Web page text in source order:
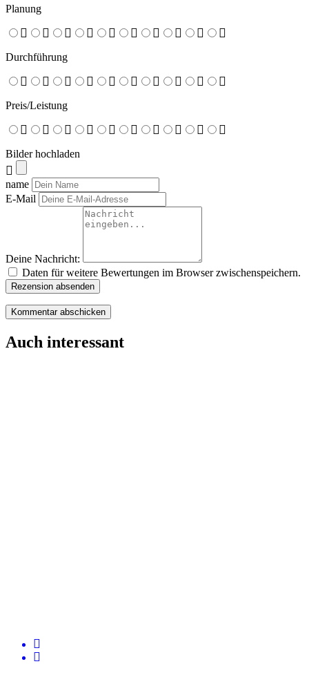
Planung
Durchführung
Preis/Leistung
Bilder hochladen
name
E-Mail
Deine Nachricht:
Daten für weitere Bewertungen im Browser zwischenspeichern.
Rezension absenden
Auch interessant